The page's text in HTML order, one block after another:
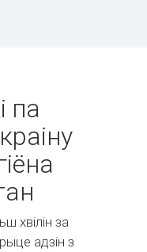
па
хвілін за
адзін з